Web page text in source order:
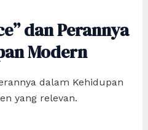
dan Perannya
Modern
dalam Kehidupan
yang relevan.